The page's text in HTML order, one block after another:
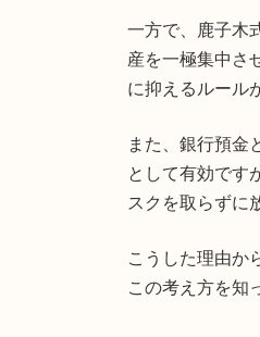
一方で、鹿子木
産を一極集中さ
に抑えるルール
また、銀行預金
として有効です
スクを取らずに
こうした理由か
この考え方を知